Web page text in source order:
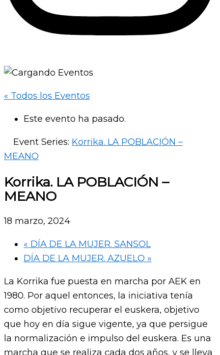
« Todos los Eventos
Este evento ha pasado.
Event Series: Korrika. LA POBLACIÓN –
MEANO
Korrika. LA POBLACIÓN –
MEANO
18 marzo, 2024
« DÍA DE LA MUJER. SANSOL
DÍA DE LA MUJER. AZUELO »
La Korrika fue puesta en marcha por AEK en
1980. Por aquel entonces, la iniciativa tenía
como objetivo recuperar el euskera, objetivo
que hoy en día sigue vigente, ya que persigue
la normalización e impulso del euskera. Es una
marcha que se realiza cada dos años, y se lleva